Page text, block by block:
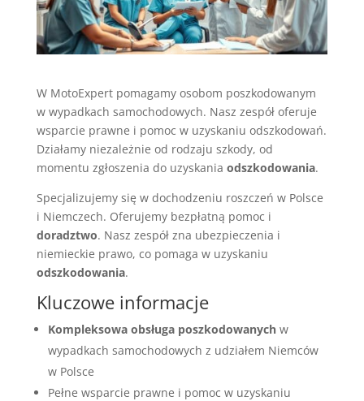
W MotoExpert pomagamy osobom poszkodowanym
w wypadkach samochodowych. Nasz zespół oferuje
wsparcie prawne i pomoc w uzyskaniu odszkodowań.
Działamy niezależnie od rodzaju szkody, od
momentu zgłoszenia do uzyskania odszkodowania.
Specjalizujemy się w dochodzeniu roszczeń w Polsce
i Niemczech. Oferujemy bezpłatną pomoc i
doradztwo. Nasz zespół zna ubezpieczenia i
niemieckie prawo, co pomaga w uzyskaniu
odszkodowania.
Kluczowe informacje
Kompleksowa obsługa poszkodowanychw
wypadkach samochodowych z udziałem Niemców
w Polsce
Pełne wsparcie prawne i pomoc w uzyskaniu